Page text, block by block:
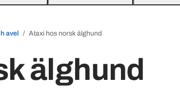
avel Ataxi hos norsk älghund
älghund